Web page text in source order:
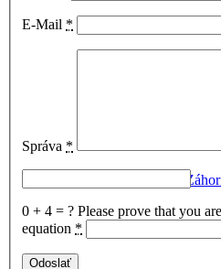
Rastliny na
E-Mail *
Správa *
0 + 4 = ? Please prove that you
equation *